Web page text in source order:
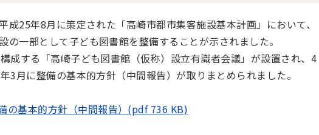
成25年8月に策定された「高崎市都市集客施設基本計画」において、
の一部として子ども図書館を整備することが示されました。
成する「高崎子ども図書館（仮称）設立有識者会議」が設置され、4
3月に整備の基本的方針（中間報告）が取りまとめられました。
の基本的方針（中間報告）(pdf 736 KB)